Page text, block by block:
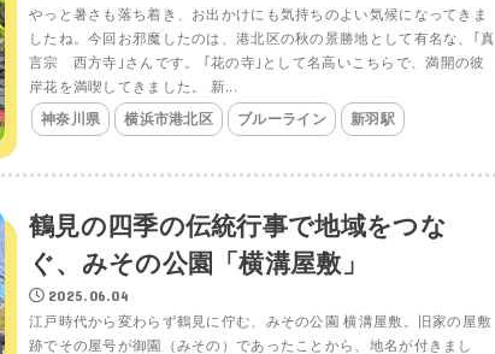
やっと暑さも落ち着き、お出かけにも気持ちのよい気候になってきま
したね。今回お邪魔したのは、港北区の秋の景勝地として有名な、｢真
言宗 西方寺｣さんです。 ｢花の寺｣として名高いこちらで、満開の彼
岸花を満喫してきました。 新...
神奈川県 横浜市港北区 ブルーライン 新羽駅
鶴見の四季の伝統行事で地域をつな
ぐ、みその公園「横溝屋敷」
2025.06.04
江戸時代から変わらず鶴見に佇む、みその公園 横溝屋敷。旧家の屋敷
跡でその屋号が御園（みその）であったことから、地名が付きまし